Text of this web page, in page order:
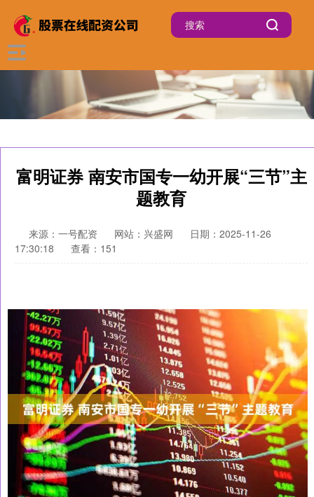
富明证券 南安市国专一幼开展“三节”主
题教育
来源：一号配资 网站：兴盛网
日期：2025-11-26
17:30:18
查看：151